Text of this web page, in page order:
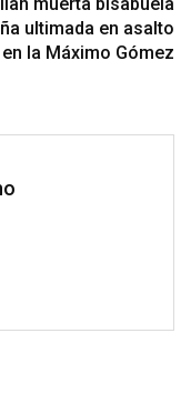
ultimada en asalto
en la Máximo Gómez